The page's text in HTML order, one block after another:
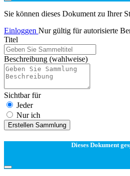
Sie können dieses Dokument zu Ihrer
Einloggen Nur gültig für autorisierte
Titel
Beschreibung (wahlweise)
Sichtbar für
Jeder
Nur ich
Erstellen Sammlung
Dieses Dokument